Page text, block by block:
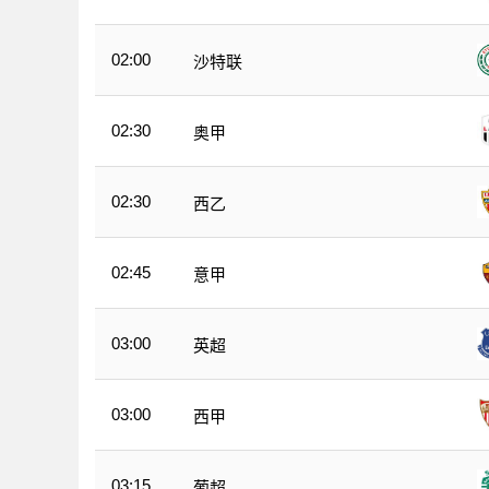
02:00 沙特联
02:30 奥甲
02:30 西乙
02:45 意甲
03:00 英超
03:00 西甲
03:15